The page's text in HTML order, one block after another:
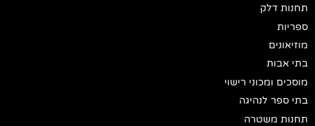
תחנות דלק
ספריות
מוזיאונים
בתי אבות
מוסכים ומכוני רישוי
בתי ספר לנהיגה
תחנות משטרה